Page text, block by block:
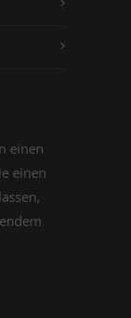
einen
einen